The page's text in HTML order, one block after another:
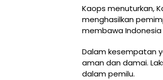
Kaops menuturkan,
menghasilkan
membawa Indonesia
Dalam kesempatan
aman dan damai.
dalam pemilu.